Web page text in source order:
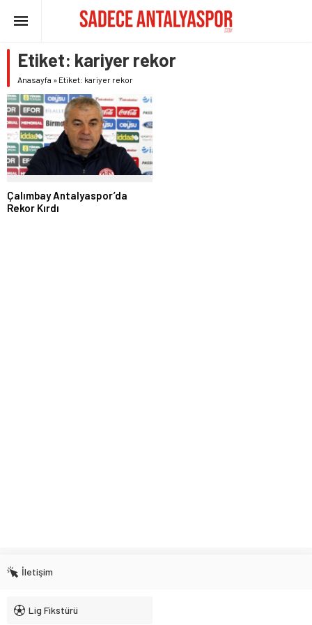
Etiket: kariyer rekor
Anasayfa » Etiket: kariyer rekor
Çalımbay Antalyaspor’da
Rekor Kırdı
İletişim
Lig Fikstürü